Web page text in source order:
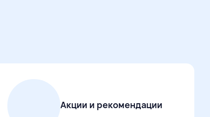
Акции и рекомендации